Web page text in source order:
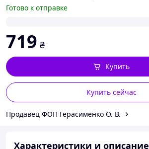
Готово к отправке
719 ₴
Купить сейчас
Купить
Продавец ФОП Герасименко О. В.
Характеристики и описание